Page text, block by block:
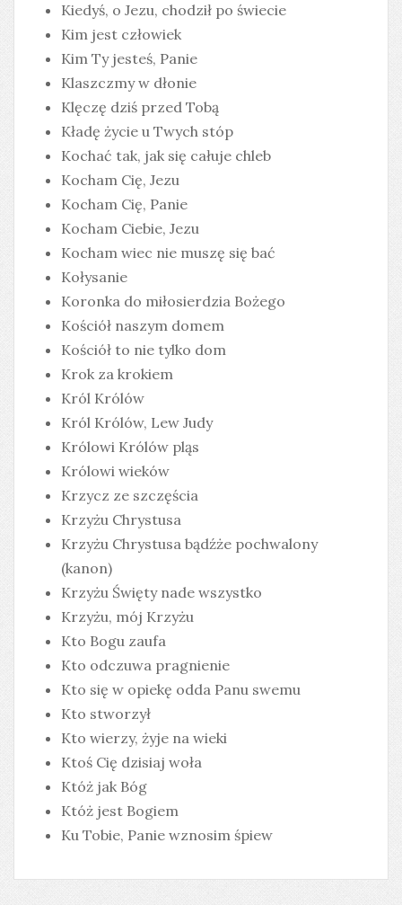
Kiedyś, o Jezu, chodził po świecie
Kim jest człowiek
Kim Ty jesteś, Panie
Klaszczmy w dłonie
Klęczę dziś przed Tobą
Kładę życie u Twych stóp
Kochać tak, jak się całuje chleb
Kocham Cię, Jezu
Kocham Cię, Panie
Kocham Ciebie, Jezu
Kocham wiec nie muszę się bać
Kołysanie
Koronka do miłosierdzia Bożego
Kościół naszym domem
Kościół to nie tylko dom
Krok za krokiem
Król Królów
Król Królów, Lew Judy
Królowi Królów pląs
Królowi wieków
Krzycz ze szczęścia
Krzyżu Chrystusa
Krzyżu Chrystusa bądźże pochwalony
(kanon)
Krzyżu Święty nade wszystko
Krzyżu, mój Krzyżu
Kto Bogu zaufa
Kto odczuwa pragnienie
Kto się w opiekę odda Panu swemu
Kto stworzył
Kto wierzy, żyje na wieki
Ktoś Cię dzisiaj woła
Któż jak Bóg
Któż jest Bogiem
Ku Tobie, Panie wznosim śpiew